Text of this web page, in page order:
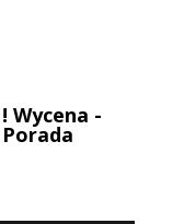
Wycena -